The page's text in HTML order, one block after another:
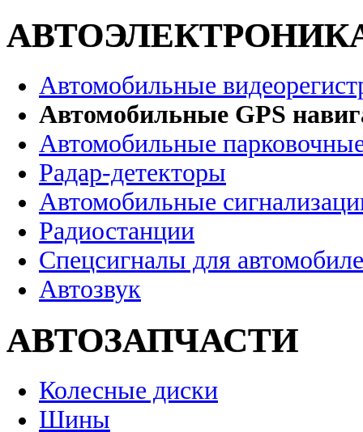
Автомобильные
Автомобильные GPS
Автомобильные
Радар-детекторы
Автомобильные
Радиостанции
Спецсигналы для
Автозвук
АВТОЗАПЧАСТИ
Колесные диски
Шины